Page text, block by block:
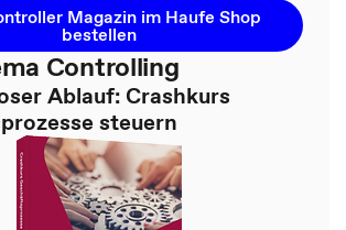
Magazin im Haufe Shop
bestellen
Controlling
Ablauf: Crashkurs
steuern